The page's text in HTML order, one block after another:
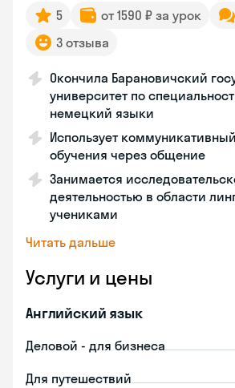
5 от 1590 ₽ за урок
3 отзыва
Окончила Барановичский
университет по
немецкий языки
Использует
обучения через общение
Занимается
деятельностью в области
учениками
Читать дальше
Услуги и цены
Английский язык
Деловой - для бизнеса
Для путешествий